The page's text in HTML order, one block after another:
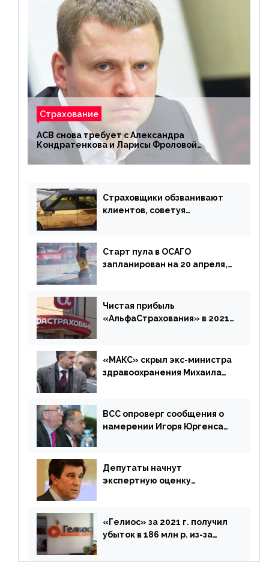
Страхование
АСВ снова требует с Александра
Кондратенкова и Ларисы Фроловой
возмещения убытков на 1,5 млрд р.
Страховщики обзванивают
клиентов, советуя
Старт пула в ОСАГО
запланирован на 20 апреля,
дублировать [дополнено]
Чистая прибыль
«АльфаСтрахования» в 2021
«МАКС» скрыл экс-министра
здравоохранения Михаила
ВСС опроверг сообщения о
намерении Игоря Юргенса
Депутаты начнут
экспертную оценку
«Гелиос» за 2021 г. получил
убыток в 186 млн р. из-за
реализации недвижимости